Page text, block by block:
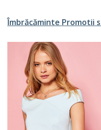
Îmbrăcăminte Promotii